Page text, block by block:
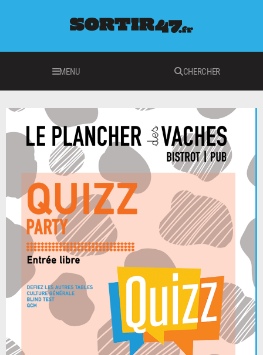
MENU CHERCHER